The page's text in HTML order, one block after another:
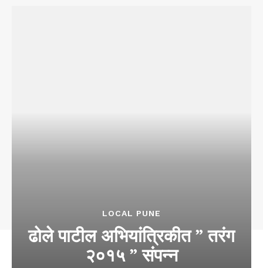
LOCAL PUNE
ढोले पाटील अभियांत्रिकीत ” तरंग
२०१५ ” संपन्न